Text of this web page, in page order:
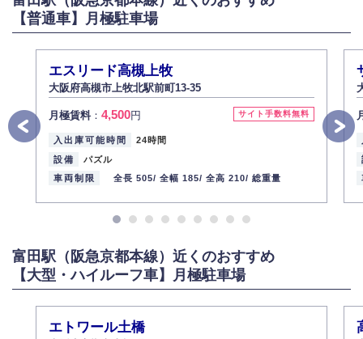
【普通車】月極駐車場
エスリード高槻上牧
大阪府高槻市上牧北駅前町13-35
サイト手数料無料
月極賃料： 4,500円
入出庫可能時間
24時間
設備
パズル
車両制限
全長 505/ 全幅 185/ 全高 210/ 総重量
富田駅（阪急京都本線）近くのおすすめ
【大型・ハイルーフ車】月極駐車場
エトワール土橋